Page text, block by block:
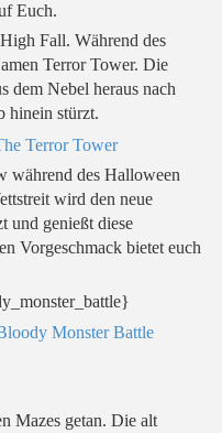
Euch.
Fall. Während des
Terror Tower. Die
dem Nebel heraus nach
hinein stürzt.
während des Halloween
wird den neue
und genießt diese
Vorgeschmack bietet euch
Mazes getan. Die alt